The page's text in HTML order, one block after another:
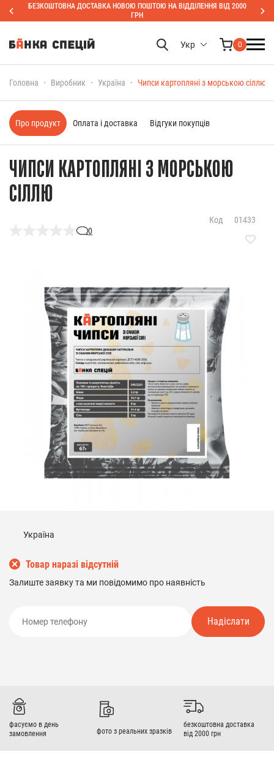
БЕЗКОШТОВНА ДОСТАВКА НОВОЮ ПОШТОЮ НА ВІДДІЛЕННЯ ВІД 2000
ГРН
Укр 0
Головна Виробник Україна Чипси картопляні з морською сіллю
ЧИПСИ КАРТОПЛЯНІ З МОРСЬКОЮ
СІЛЛЮ
0
Код 01433
Україна
Товар наразі відсутній
Залиште заявку та ми повідомимо про наявність
Надіслати
Про продукт Оплата і доставка Відгуки покупців
фасуємо в день
замовлення
фото з реальних зразків
безкоштовна доставка
від 2000 грн